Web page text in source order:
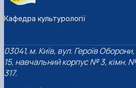
Кафедра культурології
03041, м. Київ, вул. Героїв Оборони,
15, навчальний корпус № 3, кімн.
317.